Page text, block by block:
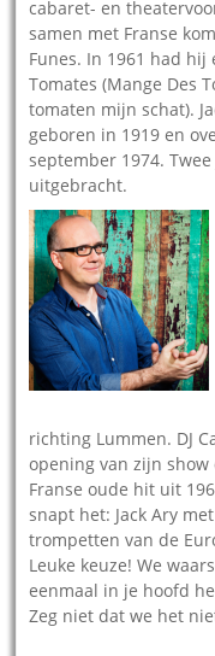
cabaret- en
samen met Franse
Funes. In 1961 had
Tomates (Mange Des
tomaten mijn schat).
geboren in 1919 en
september 1974.
uitgebracht.
richting Lummen. DJ
opening van zijn show
Franse oude hit uit
snapt het: Jack Ary
trompetten van de
Leuke keuze! We
eenmaal in je hoofd
Zeg niet dat we het